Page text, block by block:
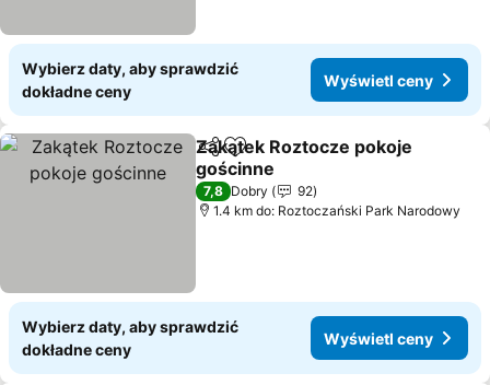
Wybierz daty, aby sprawdzić
dokładne ceny
Wyświetl ceny
Udostępnij
Dodaj do ulubionych
Zakątek Roztocze pokoje
gościnne
7,8 Dobry
92
1.4 km do: Roztoczański Park Narodowy
Wybierz daty, aby sprawdzić
dokładne ceny
Wyświetl ceny